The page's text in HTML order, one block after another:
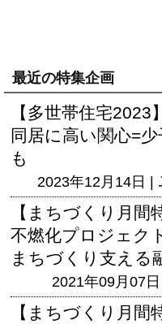
最近の特集企画
【多世帯住宅
同居に高い関心=
も
2023年12月14日 |
【まちづくり月間
不燃化プロジェク
まちづくり支える
2021年09月07日
【まちづくり月間